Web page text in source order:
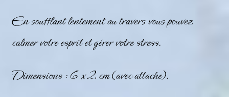
En soufflant lentement au travers vous pouvez
calmer votre esprit et gérer votre stress.
Dimensions : 6 x 2 cm (avec attache).